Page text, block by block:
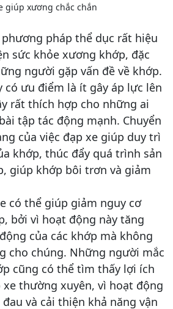
giúp xương chắc chắn
pháp thể dục rất hiệu
sức khỏe xương khớp, đặc
người gặp vấn đề về khớp.
có ưu điểm là ít gây áp lực lên
rất thích hợp cho những ai
tập tác động mạnh. Chuyển
của việc đạp xe giúp duy trì
khớp, thúc đẩy quá trình sản
giúp khớp bôi trơn và giảm
có thể giúp giảm nguy cơ
bởi vì hoạt động này tăng
của các khớp mà không
cho chúng. Những người mắc
cũng có thể tìm thấy lợi ích
thường xuyên, vì hoạt động
và cải thiện khả năng vận